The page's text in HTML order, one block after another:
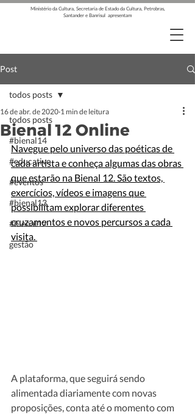
Ministério da Cultura, Secretaria de Estado da Cultura, Petrobras,
Santander e Banrisul apresentam
Post
todos posts
#bienal14
#educativo
#eventos
#bienal13
#bienal12
gestão
todos posts
Bienal 12 Online
16 de abr. de 2020 1 min de leitura
Navegue pelo universo das poéticas de
cada artista e conheça algumas das obras
que estarão na Bienal 12. São textos,
exercícios, vídeos e imagens que
possibilitam explorar diferentes
cruzamentos e novos percursos a cada
visita.
A plataforma, que seguirá sendo
alimentada diariamente com novas
proposições, conta até o momento com